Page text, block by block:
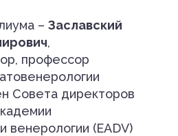
– Заславский
,
профессор
Совета директоров
венерологии (EADV)